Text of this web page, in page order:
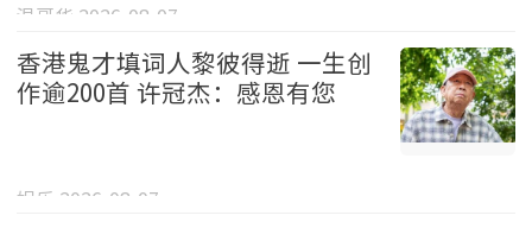
温哥华 2026-08-07
香港鬼才填词人黎彼得逝 一生创
作逾200首 许冠杰：感恩有您
娱乐 2026-08-07